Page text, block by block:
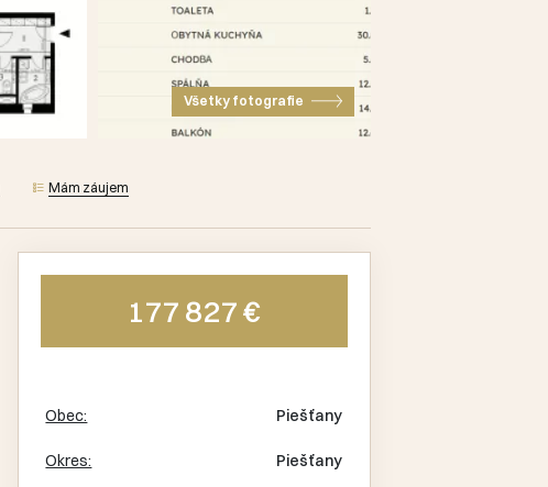
Všetky fotografie
Mám záujem
177 827 €
Obec: Piešťany
Okres: Piešťany